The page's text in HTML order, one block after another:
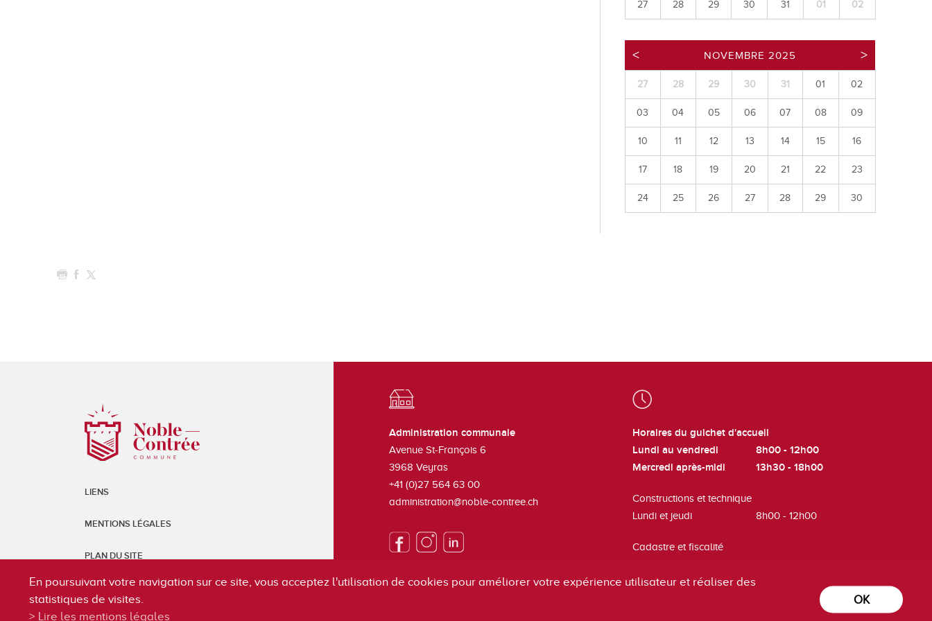
Déchetteries
Annuaire communal
Réservation de salles
27 28 29 30 31 01 02
NOVEMBRE 2025
27 28 29 30 31 01 02
03 04 05 06 07 08 09
10 11 12 13 14 15 16
17 18 19 20 21 22 23
24 25 26 27 28 29 30
LIENS
MENTIONS LÉGALES
PLAN DU SITE
Administration communale
Avenue St-François 6
3968 Veyras
+41 (0)27 564 63 00
administration@noble-contree.ch
S'inscrire à la newsletter
Horaires du guichet d'accueil
Lundi au vendredi
8h00 - 12h00
Mercredi après-midi
13h30 - 18h00
Constructions et technique
Lundi et jeudi
8h00 - 12h00
Cadastre et fiscalité
En poursuivant votre navigation sur ce site, vous acceptez l'utilisation de cookies pour améliorer votre expérience utilisateur et réaliser des
statistiques de visites.
Lire les mentions légales
OK